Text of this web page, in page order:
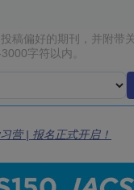
营 | 报名正式开启！